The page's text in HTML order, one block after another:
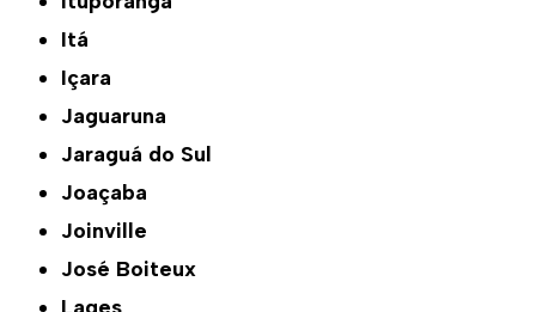
Itá
Içara
Jaguaruna
Jaraguá do Sul
Joaçaba
Joinville
José Boiteux